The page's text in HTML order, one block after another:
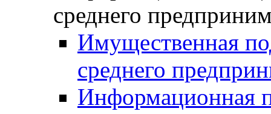
среднего
Имущественная
среднего
Информационная